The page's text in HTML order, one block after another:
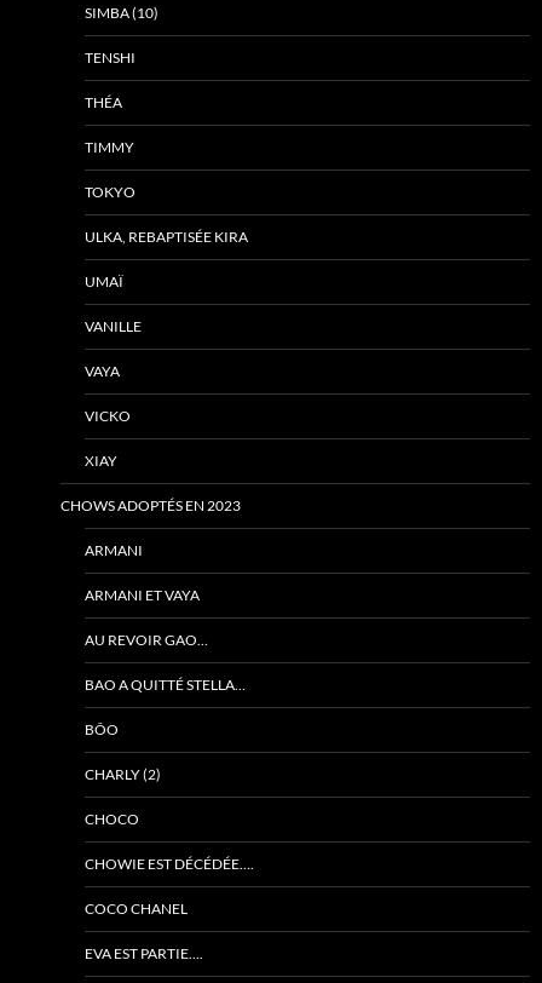
SIMBA (10)
TENSHI
THÉA
TIMMY
TOKYO
ULKA, REBAPTISÉE KIRA
UMAÏ
VANILLE
VAYA
VICKO
XIAY
CHOWS ADOPTÉS EN 2023
ARMANI
ARMANI ET VAYA
AU REVOIR GAO…
BAO A QUITTÉ STELLA…
BÔO
CHARLY (2)
CHOCO
CHOWIE EST DÉCÉDÉE….
COCO CHANEL
EVA EST PARTIE….